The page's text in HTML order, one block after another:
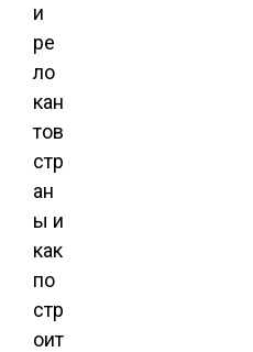
и
ре
ло
кан
тов
стр
ан
ы и
как
по
стр
оит